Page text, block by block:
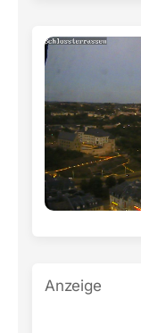
Anzeige